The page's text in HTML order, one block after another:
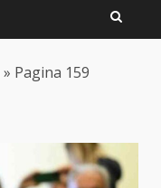
» Pagina 159